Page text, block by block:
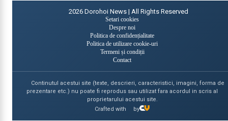
2026 Dorohoi News | All Rights Reserved
Setari cookies
Despre noi
Politica de confidențialitate
Politica de utilizare cookie-uri
Termeni și condiții
Contact
Continutul acestui site (texte, descrieri, caracteristici, imagini, forma de
prezentare etc.) nu poate fi reprodus sau utilizat fara acordul in scris al
proprietarului acestui site.
Crafted with
by